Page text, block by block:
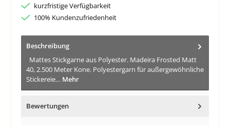
kurzfristige Verfügbarkeit
100% Kundenzufriedenheit
Beschreibung
Mattes Stickgarne aus Polyester. Madeira Frosted Matt
40, 2.500 Meter Kone. Polyestergarn für außergewöhnliche
Stickereie… Mehr
Bewertungen